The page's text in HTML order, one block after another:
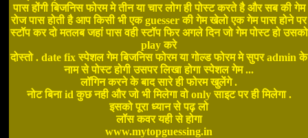
पास होंगी बिजनिस फोरम मे तीन या चार लोग ही पोस्ट करते है और सब की गेम
रोज पास होती है आप किसी भी एक guesser की गेम खेलो एक गेम पास होने पर
स्टॉप कर दो मतलब जहां पास वही स्टॉप फिर अगले दिन जो गेम पोस्ट हो उसको
play करे
दोस्तो . date fix स्पेशल गेम बिजनिस फोरम या गोल्ड फोरम मे सुपर admin के
नाम से पोस्ट होगी उसपर लिखा होगा स्पेशल गेम ...
लॉगिन करने के बाद सारे ही फोरम खुलेंगे .
नोट बिना id कुछ नही और जो भी मिलेगा वो only साइट पर ही मिलेगा .
इसको पूरा ध्यान से पढ़ लो
लॉस कवर यही से होगा
www.mytopguessing.in